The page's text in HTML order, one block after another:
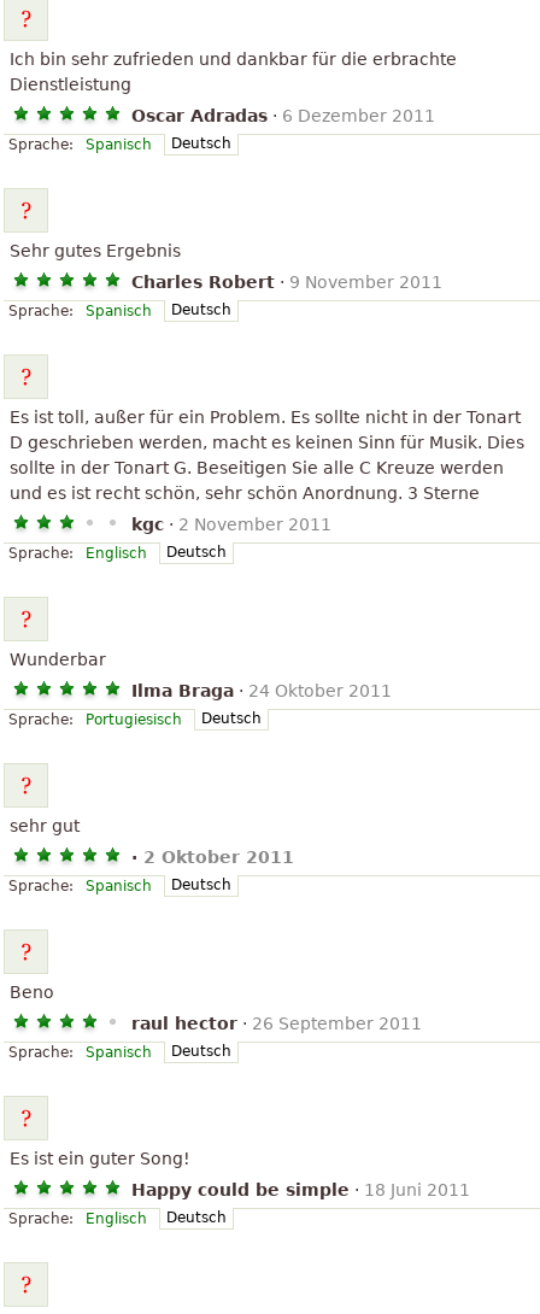
Ich bin sehr zufrieden und dankbar für die erbrachte
Dienstleistung
Oscar Adradas · 6 Dezember 2011
Sprache: Spanisch Deutsch
Sehr gutes Ergebnis
Charles Robert · 9 November 2011
Sprache: Spanisch Deutsch
Es ist toll, außer für ein Problem. Es sollte nicht in der Tonart
D geschrieben werden, macht es keinen Sinn für Musik. Dies
sollte in der Tonart G. Beseitigen Sie alle C Kreuze werden
und es ist recht schön, sehr schön Anordnung. 3 Sterne
kgc · 2 November 2011
Sprache: Englisch Deutsch
Wunderbar
Ilma Braga · 24 Oktober 2011
Sprache: Portugiesisch Deutsch
sehr gut
· 2 Oktober 2011
Sprache: Spanisch Deutsch
Beno
raul hector · 26 September 2011
Sprache: Spanisch Deutsch
Es ist ein guter Song!
Happy could be simple · 18 Juni 2011
Sprache: Englisch Deutsch